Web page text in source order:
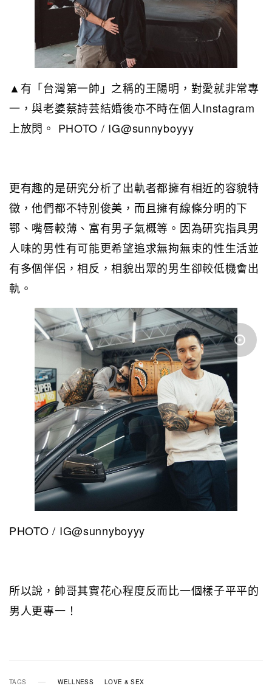
▲有「台灣第一帥」之稱的王陽明，對愛就非常專
一，與老婆蔡詩芸結婚後亦不時在個人Instagram
上放閃。 PHOTO / IG@sunnyboyyy
更有趣的是研究分析了出軌者都擁有相近的容貌特
徵，他們都不特別俊美，而且擁有線條分明的下
鄂、嘴唇較薄、富有男子氣概等。因為研究指具男
人味的男性有可能更希望追求無拘無束的性生活並
有多個伴侶，相反，相貌出眾的男生卻較低機會出
軌。
PHOTO / IG@sunnyboyyy
所以說，帥哥其實花心程度反而比一個樣子平平的
男人更專一！
TAGS WELLNESS LOVE & SEX